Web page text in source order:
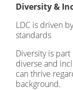
Diversity &
LDC is driven
standards
Diversity is
diverse and
can thrive
background.